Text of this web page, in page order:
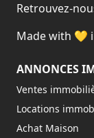
Retrouvez-
Made with 💛
ANNONCES
Ventes
Locations
Achat Maison